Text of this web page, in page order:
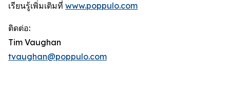
เรียนรู้เพิ่มเติมที่ www.poppulo.com
ติดต่อ:
Tim Vaughan
tvaughan@poppulo.com